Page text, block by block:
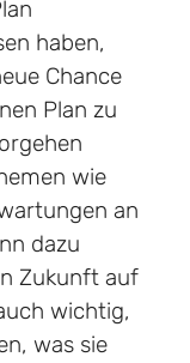
haben,
Chance
Plan zu
wie
an
dazu
Zukunft auf
wichtig,
was sie